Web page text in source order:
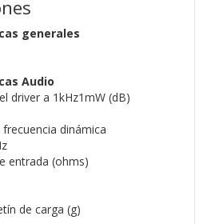
generales
Audio
driver a 1kHz1mW (dB)
dinámica
entrada (ohms)
de carga (g)